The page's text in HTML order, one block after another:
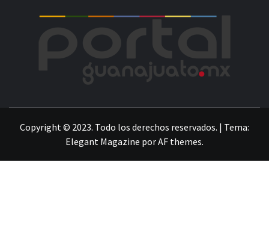
Copyright © 2023. Todo los derechos reservados. | Tema:
Elegant Magazine porAF themes.